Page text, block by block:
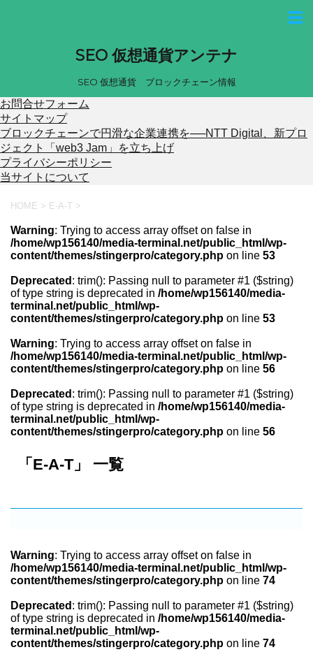
SEO 仮想通貨アンテナ
SEO 仮想通貨 ブロックチェーン情報
お問合せフォーム
サイトマップ
ブロックチェーンで円滑な企業連携を──NTT Digital、新プロ
ジェクト「web3 Jam」を立ち上げ
プライバシーポリシー
当サイトについて
HOME > E-A-T >
Warning: Trying to access array offset on false in
/home/wp156140/media-terminal.net/public_html/wp-
content/themes/stingerpro/category.php on line 53
Deprecated : trim(): Passing null to parameter #1 ($string)
of type string is deprecated in /home/wp156140/media-
terminal.net/public_html/wp-
content/themes/stingerpro/category.php on line 53
Warning: Trying to access array offset on false in
/home/wp156140/media-terminal.net/public_html/wp-
content/themes/stingerpro/category.php on line 56
Deprecated : trim(): Passing null to parameter #1 ($string)
of type string is deprecated in /home/wp156140/media-
terminal.net/public_html/wp-
content/themes/stingerpro/category.php on line 56
「E-A-T」 一覧
Warning: Trying to access array offset on false in
/home/wp156140/media-terminal.net/public_html/wp-
content/themes/stingerpro/category.php on line 74
Deprecated : trim(): Passing null to parameter #1 ($string)
of type string is deprecated in /home/wp156140/media-
terminal.net/public_html/wp-
content/themes/stingerpro/category.php on line 74